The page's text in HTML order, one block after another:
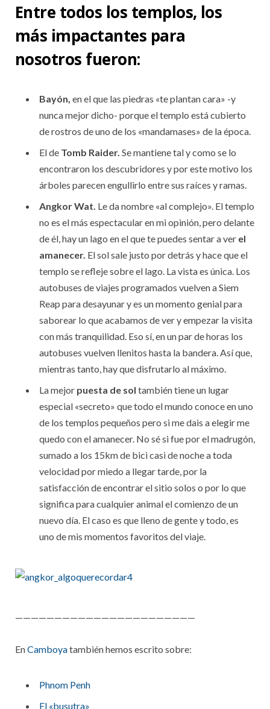
Entre todos los templos, los
más impactantes para
nosotros fueron:
Bayón, en el que las piedras «te plantan cara» -y
nunca mejor dicho- porque el templo está cubierto
de rostros de uno de los «mandamases» de la época.
El de Tomb Raider. Se mantiene tal y como se lo
encontraron los descubridores y por este motivo los
árboles parecen engullirlo entre sus raíces y ramas.
Angkor Wat. Le da nombre «al complejo». El templo
no es el más espectacular en mi opinión, pero delante
de él, hay un lago en el que te puedes sentar a ver el
amanecer. El sol sale justo por detrás y hace que el
templo se refleje sobre el lago. La vista es única. Los
autobuses de viajes programados vuelven a Siem
Reap para desayunar y es un momento genial para
saborear lo que acabamos de ver y empezar la visita
con más tranquilidad. Eso sí, en un par de horas los
autobuses vuelven llenitos hasta la bandera. Así que,
mientras tanto, hay que disfrutarlo al máximo.
La mejor puesta de sol también tiene un lugar
especial «secreto» que todo el mundo conoce en uno
de los templos pequeños pero si me dais a elegir me
quedo con el amanecer. No sé si fue por el madrugón,
sumado a los 15km de bici casi de noche a toda
velocidad por miedo a llegar tarde, por la
satisfacción de encontrar el sitio solos o por lo que
significa para cualquier animal el comienzo de un
nuevo día. El caso es que lleno de gente y todo, es
uno de mis momentos favoritos del viaje.
———————————————————————
EnCamboyatambién hemos escrito sobre:
Phnom Penh
El «busutra»